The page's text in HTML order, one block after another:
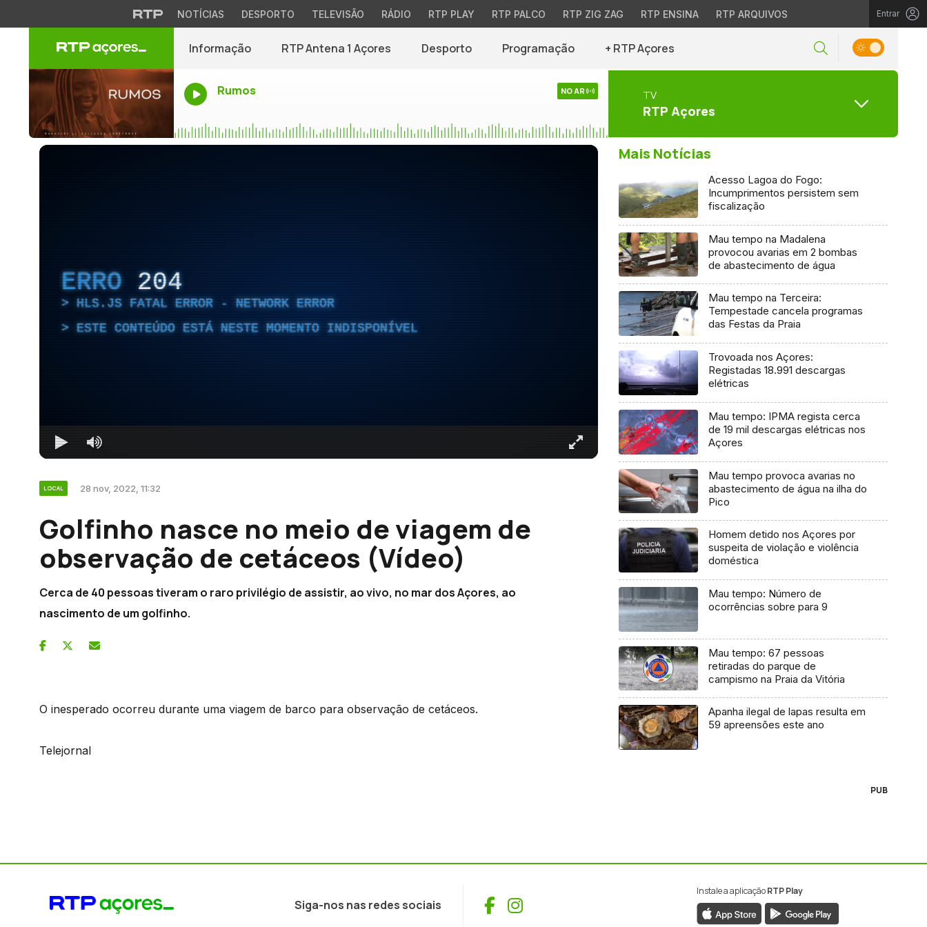
NOTÍCIAS DESPORTO TELEVISÃO RÁDIO RTP PLAY RTP PALCO RTP ZIG ZAG RTP ENSINA RTP ARQUIVOS Entrar
Informação RTP Antena 1 Açores Desporto Programação + RTP Açores
Rumos NO AR TV
RTP Açores
ERRO 204
HLS.JS FATAL ERROR - NETWORK ERROR
ESTE CONTEÚDO ESTÁ NESTE MOMENTO INDISPONÍVEL
LOCAL 28 nov, 2022, 11:32
Golfinho nasce no meio de viagem de
observação de cetáceos (Vídeo)
Cerca de 40 pessoas tiveram o raro privilégio de assistir, ao vivo, no mar dos Açores, ao
nascimento de um golfinho.
O inesperado ocorreu durante uma viagem de barco para observação de cetáceos.
Telejornal
Mais Notícias
Acesso Lagoa do Fogo:
Incumprimentos persistem sem
fiscalização
Mau tempo na Madalena
provocou avarias em 2 bombas
de abastecimento de água
Mau tempo na Terceira:
Tempestade cancela programas
das Festas da Praia
Trovoada nos Açores:
Registadas 18.991 descargas
elétricas
Mau tempo: IPMA regista cerca
de 19 mil descargas elétricas nos
Açores
Mau tempo provoca avarias no
abastecimento de água na ilha do
Pico
Homem detido nos Açores por
suspeita de violação e violência
doméstica
Mau tempo: Número de
ocorrências sobre para 9
Mau tempo: 67 pessoas
retiradas do parque de
campismo na Praia da Vitória
Apanha ilegal de lapas resulta em
59 apreensões este ano
PUB
Siga-nos nas redes sociais Facebook
Instagram
Instale a aplicaçãoRTP Play